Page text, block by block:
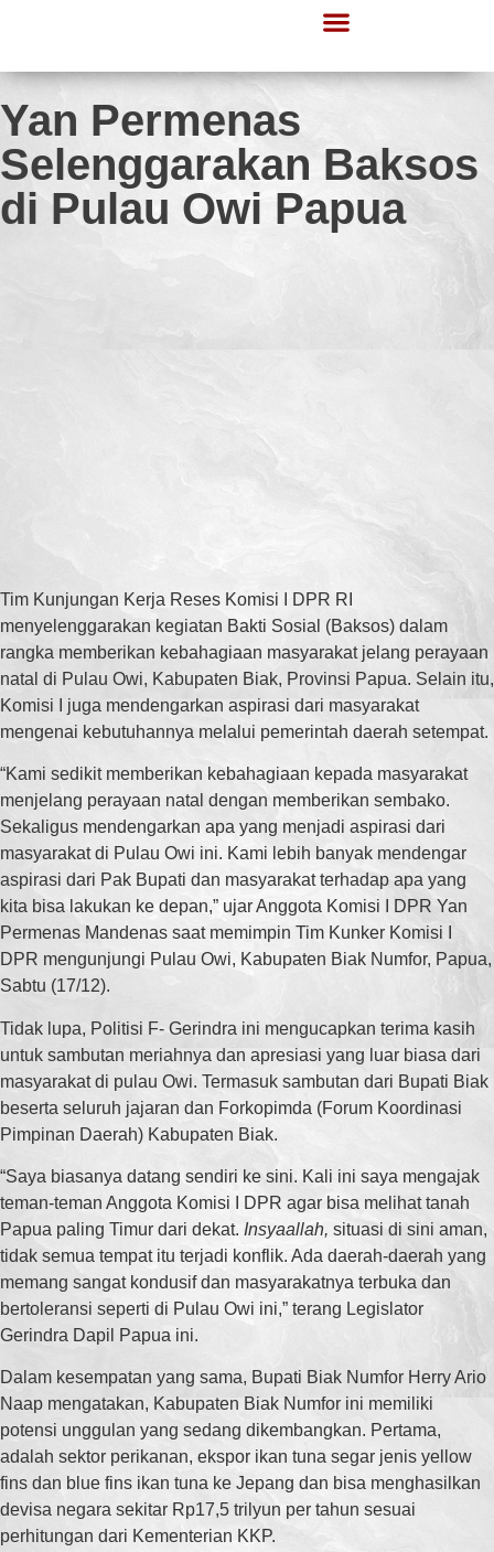
Yan Permenas
Selenggarakan Baksos
di Pulau Owi Papua
Tim Kunjungan Kerja Reses Komisi I DPR RI
menyelenggarakan kegiatan Bakti Sosial (Baksos) dalam
rangka memberikan kebahagiaan masyarakat jelang perayaan
natal di Pulau Owi, Kabupaten Biak, Provinsi Papua. Selain itu,
Komisi I juga mendengarkan aspirasi dari masyarakat
mengenai kebutuhannya melalui pemerintah daerah setempat.
“Kami sedikit memberikan kebahagiaan kepada masyarakat
menjelang perayaan natal dengan memberikan sembako.
Sekaligus mendengarkan apa yang menjadi aspirasi dari
masyarakat di Pulau Owi ini. Kami lebih banyak mendengar
aspirasi dari Pak Bupati dan masyarakat terhadap apa yang
kita bisa lakukan ke depan,” ujar Anggota Komisi I DPR Yan
Permenas Mandenas saat memimpin Tim Kunker Komisi I
DPR mengunjungi Pulau Owi, Kabupaten Biak Numfor, Papua,
Sabtu (17/12).
Tidak lupa, Politisi F- Gerindra ini mengucapkan terima kasih
untuk sambutan meriahnya dan apresiasi yang luar biasa dari
masyarakat di pulau Owi. Termasuk sambutan dari Bupati Biak
beserta seluruh jajaran dan Forkopimda (Forum Koordinasi
Pimpinan Daerah) Kabupaten Biak.
“Saya biasanya datang sendiri ke sini. Kali ini saya mengajak
teman-teman Anggota Komisi I DPR agar bisa melihat tanah
Papua paling Timur dari dekat. Insyaallah, situasi di sini aman,
tidak semua tempat itu terjadi konflik. Ada daerah-daerah yang
memang sangat kondusif dan masyarakatnya terbuka dan
bertoleransi seperti di Pulau Owi ini,” terang Legislator
Gerindra Dapil Papua ini.
Dalam kesempatan yang sama, Bupati Biak Numfor Herry Ario
Naap mengatakan, Kabupaten Biak Numfor ini memiliki
potensi unggulan yang sedang dikembangkan. Pertama,
adalah sektor perikanan, ekspor ikan tuna segar jenis yellow
fins dan blue fins ikan tuna ke Jepang dan bisa menghasilkan
devisa negara sekitar Rp17,5 trilyun per tahun sesuai
perhitungan dari Kementerian KKP.